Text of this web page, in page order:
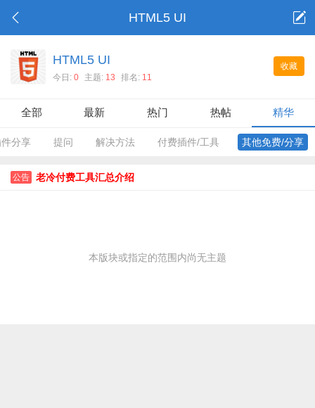
HTML5 UI
收藏
HTML5 UI
今日: 0 主题: 13 排名: 11
全部 最新 热门 热帖 精华
分享 提问 解决方法 付费插件/工具 其他免费/分享
公告 老冷付费工具汇总介绍
本版块或指定的范围内尚无主题